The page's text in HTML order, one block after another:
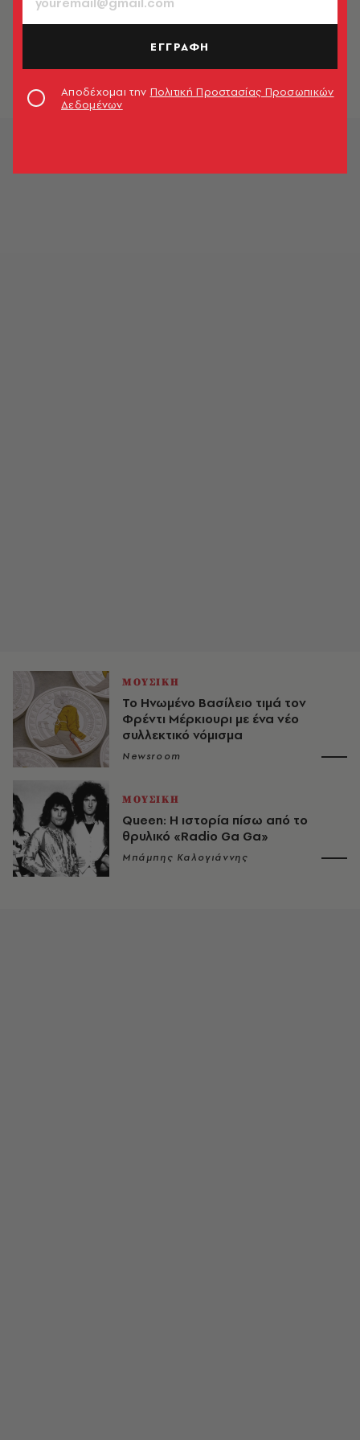
ΚΟΣΜΟΣ
Φρέντι Μέρκιουρι: Πέθανε στα 48
της η άγνωστη κόρη του
Newsroom
ΜΟΥΣΙΚΗ
Το Ηνωμένο Βασίλειο τιμά τον
Φρέντι Μέρκιουρι με ένα νέο
συλλεκτικό νόμισμα
Newsroom
ΜΟΥΣΙΚΗ
Queen: Η ιστορία πίσω από το
θρυλικό «Radio Ga Ga»
Μπάμπης Καλογιάννης
ΕΓΓΡΑΦΗ
Αποδέχομαι την Πολιτική Προστασίας Προσωπικών
Δεδομένων